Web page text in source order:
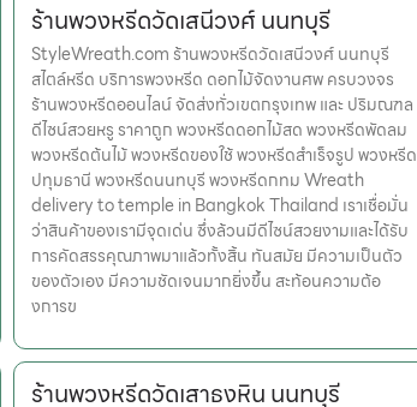
ร้านพวงหรีดวัดเสนีวงศ์ นนทบุรี
StyleWreath.com ร้านพวงหรีดวัดเสนีวงศ์ นนทบุรี
สไตล์หรีด บริการพวงหรีด ดอกไม้จัดงานศพ ครบวงจร
ร้านพวงหรีดออนไลน์ จัดส่งทั่วเขตกรุงเทพ และ ปริมณฑล
ดีไซน์สวยหรู ราคาถูก พวงหรีดดอกไม้สด พวงหรีดพัดลม
พวงหรีดต้นไม้ พวงหรีดของใช้ พวงหรีดสำเร็จรูป พวงหรีด
ปทุมธานี พวงหรีดนนทบุรี พวงหรีดกทม Wreath
delivery to temple in Bangkok Thailand เราเชื่อมั่น
ว่าสินค้าของเรามีจุดเด่น ซึ่งล้วนมีดีไซน์สวยงามและได้รับ
การคัดสรรคุณภาพมาแล้วทั้งสิ้น ทันสมัย มีความเป็นตัว
ของตัวเอง มีความชัดเจนมากยิ่งขึ้น สะท้อนความต้อ
งการข
ร้านพวงหรีดวัดเสาธงหิน นนทบุรี